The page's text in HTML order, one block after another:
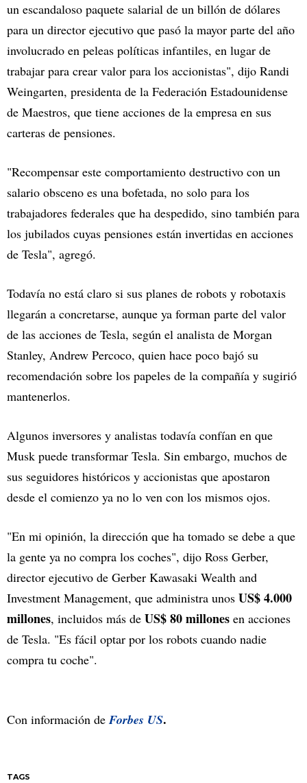
un escandaloso paquete salarial de un billón de dólares
para un director ejecutivo que pasó la mayor parte del año
involucrado en peleas políticas infantiles, en lugar de
trabajar para crear valor para los accionistas", dijo Randi
Weingarten, presidenta de la Federación Estadounidense
de Maestros, que tiene acciones de la empresa en sus
carteras de pensiones.
"Recompensar este comportamiento destructivo con un
salario obsceno es una bofetada, no solo para los
trabajadores federales que ha despedido, sino también para
los jubilados cuyas pensiones están invertidas en acciones
de Tesla", agregó.
Todavía no está claro si sus planes de robots y robotaxis
llegarán a concretarse, aunque ya forman parte del valor
de las acciones de Tesla, según el analista de Morgan
Stanley, Andrew Percoco, quien hace poco bajó su
recomendación sobre los papeles de la compañía y sugirió
mantenerlos.
Algunos inversores y analistas todavía confían en que
Musk puede transformar Tesla. Sin embargo, muchos de
sus seguidores históricos y accionistas que apostaron
desde el comienzo ya no lo ven con los mismos ojos.
"En mi opinión, la dirección que ha tomado se debe a que
la gente ya no compra los coches", dijo Ross Gerber,
director ejecutivo de Gerber Kawasaki Wealth and
Investment Management, que administra unos US$ 4.000
millones, incluidos más de US$ 80 millones en acciones
de Tesla. "Es fácil optar por los robots cuando nadie
compra tu coche".
Con información de Forbes US.
TAGS